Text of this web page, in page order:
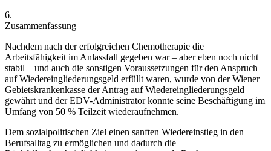
6.
Zusammenfassung
Nachdem nach der erfolgreichen Chemotherapie die
Arbeitsfähigkeit im Anlassfall gegeben war – aber eben noch nicht
stabil – und auch die sonstigen Voraussetzungen für den Anspruch
auf Wiedereingliederungsgeld erfüllt waren, wurde von der Wiener
Gebietskrankenkasse der Antrag auf Wiedereingliederungsgeld
gewährt und der EDV-Administrator konnte seine Beschäftigung im
Umfang von 50 % Teilzeit wiederaufnehmen.
Dem sozialpolitischen Ziel einen sanften Wiedereinstieg in den
Berufsalltag zu ermöglichen und dadurch die